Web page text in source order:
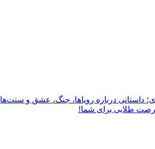
داستانی درباره رویاها، جنگ، عشق و سنت‌ها
فرصت طلایی برای شما!